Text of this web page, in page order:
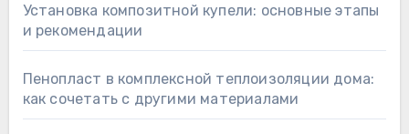
Установка композитной купели: основные этапы
и рекомендации
Пенопласт в комплексной теплоизоляции дома:
как сочетать с другими материалами